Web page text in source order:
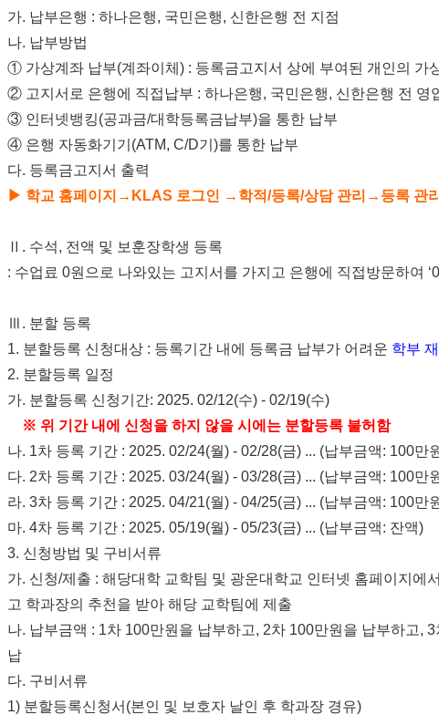
가. 납부은행 : 하나은행, 국민은행, 신한은행 전 지점
나. 납부방법
① 가상계좌 납부(계좌이체 ) : 등록금고지서 상에 부여된 개인의 가
② 고지서로 은행에 직접납부 : 하나은행, 국민은행, 신한은행 전 영
③ 인터넷뱅킹(공과금/대학등록금납부)을 통한 납부
④ 은행 자동화기기 (ATM, C/D기 )를 통한 납부
다. 등록금고지서 출력
▶ 학교 홈페이지 → KLAS 로그인 → 학적/등록/상담 관리 → 등록 관리
Ⅱ . 수석, 전액 및 보훈장학생 등록
: 수업료 0원으로 나와있는 고지서를 가지고 은행에 직접방문하여 ‘0
Ⅲ . 분할 등록
1. 분할등록 신청대상 : 등록기간 내에 등록금 납부가 어려운 학부
2. 분할등록 일정
가. 분할등록 신청기간: 2025. 02/12(수) - 02/19(수)
※ 위 기간 내에 신청을 하지 않을 시에는 분할등록 불허함
나. 1차 등록 기간 : 2025. 02/24(월) - 02/28(금) ... (납부금액: 100만
다. 2차 등록 기간 : 2025. 03/24(월) - 03/28(금) ... (납부금액: 100만
라. 3차 등록 기간 : 2025. 04/21(월) - 04/25(금) ... (납부금액: 100만
마. 4차 등록 기간 : 2025. 05/19(월) - 05/23(금) ... (납부금액: 잔액)
3. 신청방법 및 구비서류
가. 신청/제출 : 해당대학 교학팀 및 광운대학교 인터넷 홈페이지에
고 학과장의 추천을 받아 해당 교학팀에 제출
나. 납부금액 : 1차 100만원을 납부하고, 2차 100만원을 납부하고, 3
납
다. 구비서류
1) 분할등록신청서 (본인 및 보호자 날인 후 학과장 경유)